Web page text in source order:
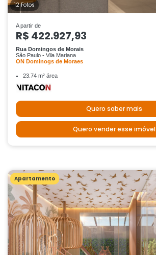
12 Fotos
A partir de
R$ 422.927,93
Rua Domingos de Morais
São Paulo - Vila Mariana
ON Dominogs de Moraes
23.74 m² área
Quero saber mais
Quero vender esse imóvel
Apartamento